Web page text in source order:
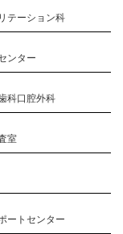
テーション科
ンター
科口腔外科
室
ートセンター